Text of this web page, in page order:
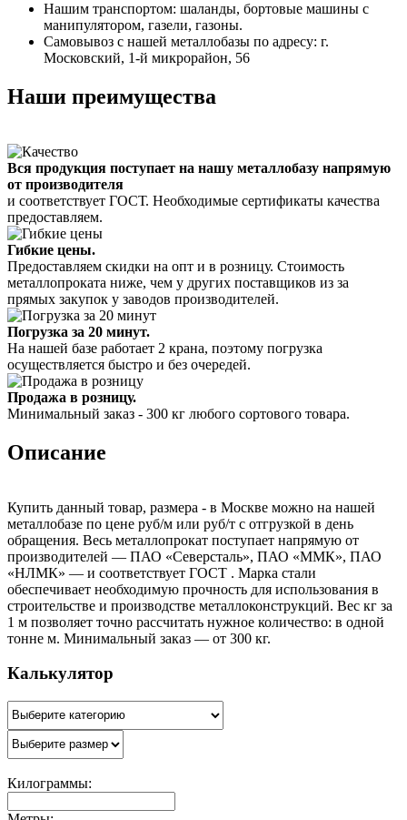
Нашим транспортом: шаланды, бортовые машины с
манипулятором, газели, газоны.
Самовывоз с нашей металлобазы по адресу: г.
Московский, 1-й микрорайон, 56
Наши преимущества
Вся продукция поступает на нашу металлобазу напрямую
от производителя
и соответствует ГОСТ. Необходимые сертификаты качества
предоставляем.
Гибкие цены.
Предоставляем скидки на опт и в розницу. Стоимость
металлопроката ниже, чем у других поставщиков из за
прямых закупок у заводов производителей.
Погрузка за 20 минут.
На нашей базе работает 2 крана, поэтому погрузка
осуществляется быстро и без очередей.
Продажа в розницу.
Минимальный заказ - 300 кг любого сортового товара.
Описание
Купить данный товар, размера - в Москве можно на нашей
металлобазе по цене руб/м или руб/т с отгрузкой в день
обращения. Весь металлопрокат поступает напрямую от
производителей — ПАО «Северсталь», ПАО «ММК», ПАО
«НЛМК» — и соответствует ГОСТ . Марка стали
обеспечивает необходимую прочность для использования в
строительстве и производстве металлоконструкций. Вес кг за
1 м позволяет точно рассчитать нужное количество: в одной
тонне м. Минимальный заказ — от 300 кг.
Калькулятор
Килограммы: